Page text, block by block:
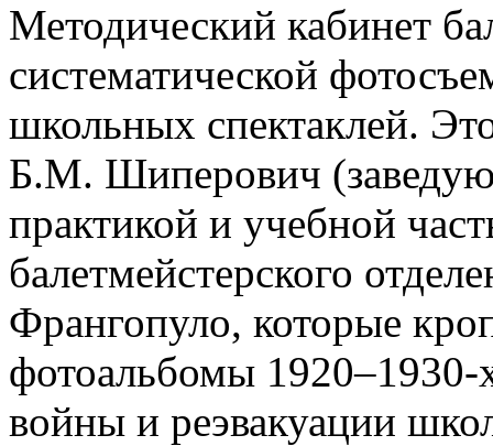
Методический кабинет
систематической
школьных спектаклей.
Б.М. Шиперович
практикой и учебной
балетмейстерского
Франгопуло, которые
фотоальбомы 1920–1930-
войны и реэвакуации